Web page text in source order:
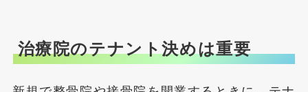
治療院のテナント決めは重要